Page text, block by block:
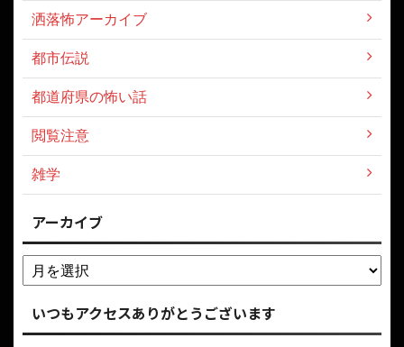
洒落怖アーカイブ
都市伝説
都道府県の怖い話
閲覧注意
雑学
アーカイブ
いつもアクセスありがとうございます